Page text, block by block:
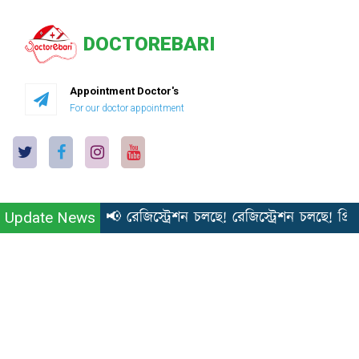
DOCTOREBARI
Appointment Doctor's
For our doctor appointment
Update News📢 রেজিস্ট্রেশন চলছে! রেজিস্ট্রেশন চলছে! প্রিয়